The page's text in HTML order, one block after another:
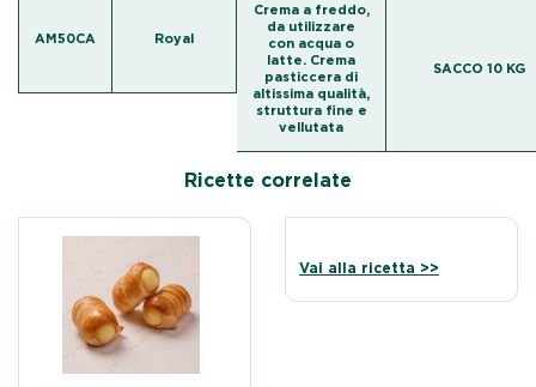
AM50CA Royal
Crema a freddo,
da utilizzare
con acqua o
latte. Crema
pasticcera di
altissima qualità,
struttura fine e
vellutata
SACCO 10 KG
Ricette correlate
Vai alla ricetta >>